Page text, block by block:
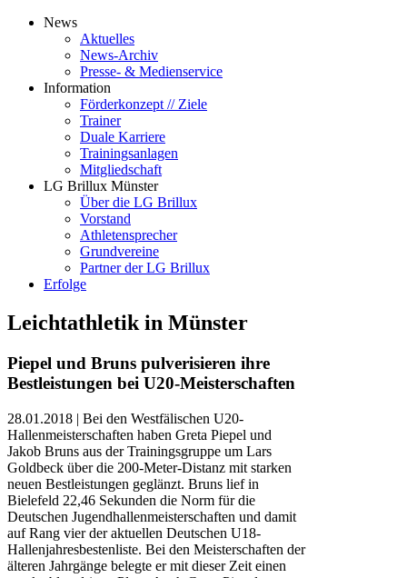
News
Aktuelles
News-Archiv
Presse- & Medienservice
Information
Förderkonzept // Ziele
Trainer
Duale Karriere
Trainingsanlagen
Mitgliedschaft
LG Brillux Münster
Über die LG Brillux
Vorstand
Athletensprecher
Grundvereine
Partner der LG Brillux
Erfolge
Leichtathletik in Münster
Piepel und Bruns pulverisieren ihre
Bestleistungen bei U20-Meisterschaften
28.01.2018 | Bei den Westfälischen U20-
Hallenmeisterschaften haben Greta Piepel und
Jakob Bruns aus der Trainingsgruppe um Lars
Goldbeck über die 200-Meter-Distanz mit starken
neuen Bestleistungen geglänzt. Bruns lief in
Bielefeld 22,46 Sekunden die Norm für die
Deutschen Jugendhallenmeisterschaften und damit
auf Rang vier der aktuellen Deutschen U18-
Hallenjahresbestenliste. Bei den Meisterschaften der
älteren Jahrgänge belegte er mit dieser Zeit einen